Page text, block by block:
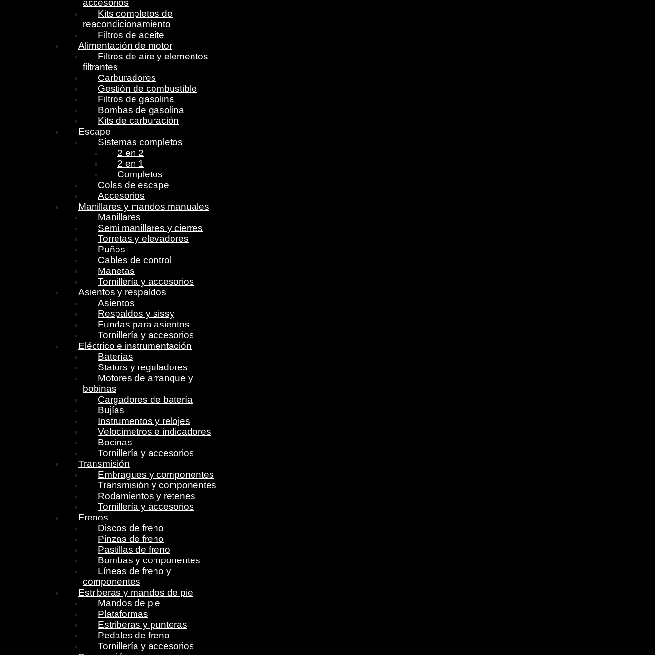
accesorios
Kits completos de
reacondicionamiento
Filtros de aceite
Alimentación de motor
Filtros de aire y elementos
filtrantes
Carburadores
Gestión de combustible
Filtros de gasolina
Bombas de gasolina
Kits de carburación
Escape
Sistemas completos
2 en 2
2 en 1
Completos
Colas de escape
Accesorios
Manillares y mandos manuales
Manillares
Semi manillares y cierres
Torretas y elevadores
Puños
Cables de control
Manetas
Tornillería y accesorios
Asientos y respaldos
Asientos
Respaldos y sissy
Fundas para asientos
Tornillería y accesorios
Eléctrico e instrumentación
Baterías
Stators y reguladores
Motores de arranque y
bobinas
Cargadores de batería
Bujías
Instrumentos y relojes
Velocimetros e indicadores
Bocinas
Tornillería y accesorios
Transmisión
Embragues y componentes
Transmisión y componentes
Rodamientos y retenes
Tornillería y accesorios
Frenos
Discos de freno
Pinzas de freno
Pastillas de freno
Bombas y componentes
Líneas de freno y
componentes
Estriberas y mandos de pie
Mandos de pie
Plataformas
Estriberas y punteras
Pedales de freno
Tornillería y accesorios